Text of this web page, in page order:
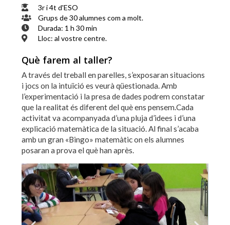
3r i 4t d'ESO
Grups de 30 alumnes com a molt.
Durada: 1 h 30 min
Lloc: al vostre centre.
Què farem al taller?
A través del treball en parelles, s’exposaran situacions
i jocs on la intuïció es veurà qüestionada. Amb
l’experimentació i la presa de dades podrem constatar
que la realitat és diferent del què ens pensem.Cada
activitat va acompanyada d’una pluja d’idees i d’una
explicació matemàtica de la situació. Al final s’acaba
amb un gran «Bingo» matemàtic on els alumnes
posaran a prova el què han après.